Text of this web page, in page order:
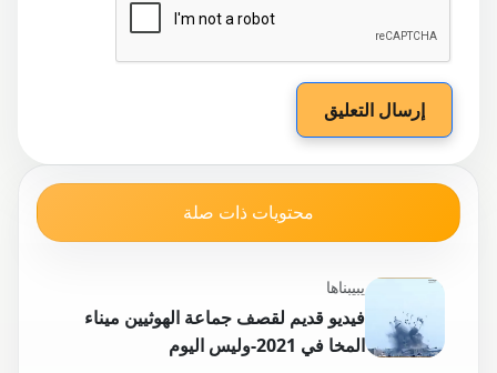
إرسال التعليق
محتويات ذات صلة
يبيبناها
فيديو قديم لقصف جماعة الهوثيين ميناء
المخا في 2021-وليس اليوم